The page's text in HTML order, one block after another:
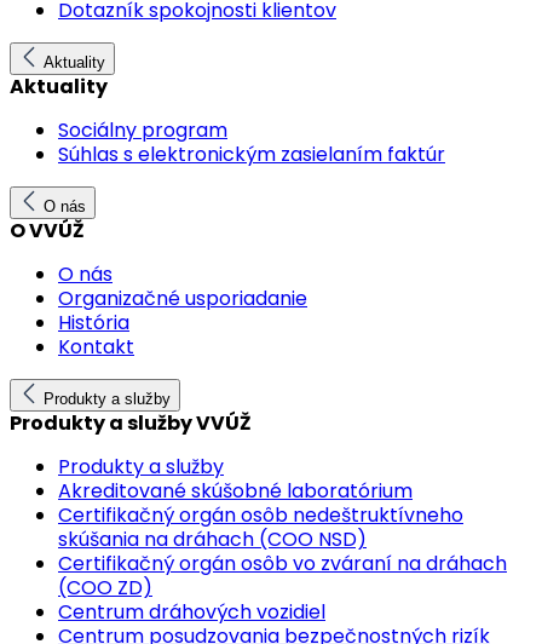
Dotazník spokojnosti klientov
Aktuality
Aktuality
Sociálny program
Súhlas s elektronickým zasielaním faktúr
O nás
O VVÚŽ
O nás
Organizačné usporiadanie
História
Kontakt
Produkty a služby
Produkty a služby VVÚŽ
Produkty a služby
Akreditované skúšobné laboratórium
Certifikačný orgán osôb nedeštruktívneho
skúšania na dráhach (COO NSD)
Certifikačný orgán osôb vo zváraní na dráhach
(COO ZD)
Centrum dráhových vozidiel
Centrum posudzovania bezpečnostných rizík